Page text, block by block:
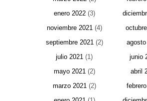
enero 2022(3)
noviembre 2021(4)
septiembre 2021(2)
julio 2021 (1) junio
mayo 2021(2) abril
marzo 2021(2)